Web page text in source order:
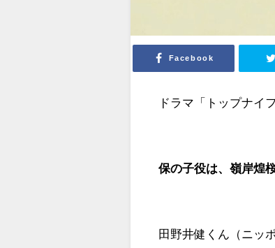
Facebook
ドラマ「トップナイ
保の子役は、嶺岸煌
田野井健くん（ニッ